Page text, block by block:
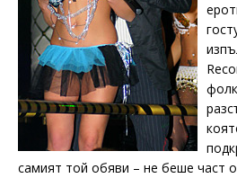
самият той обяви – не беше част